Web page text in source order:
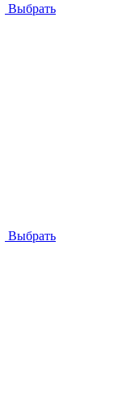
Выбрать
Выбрать